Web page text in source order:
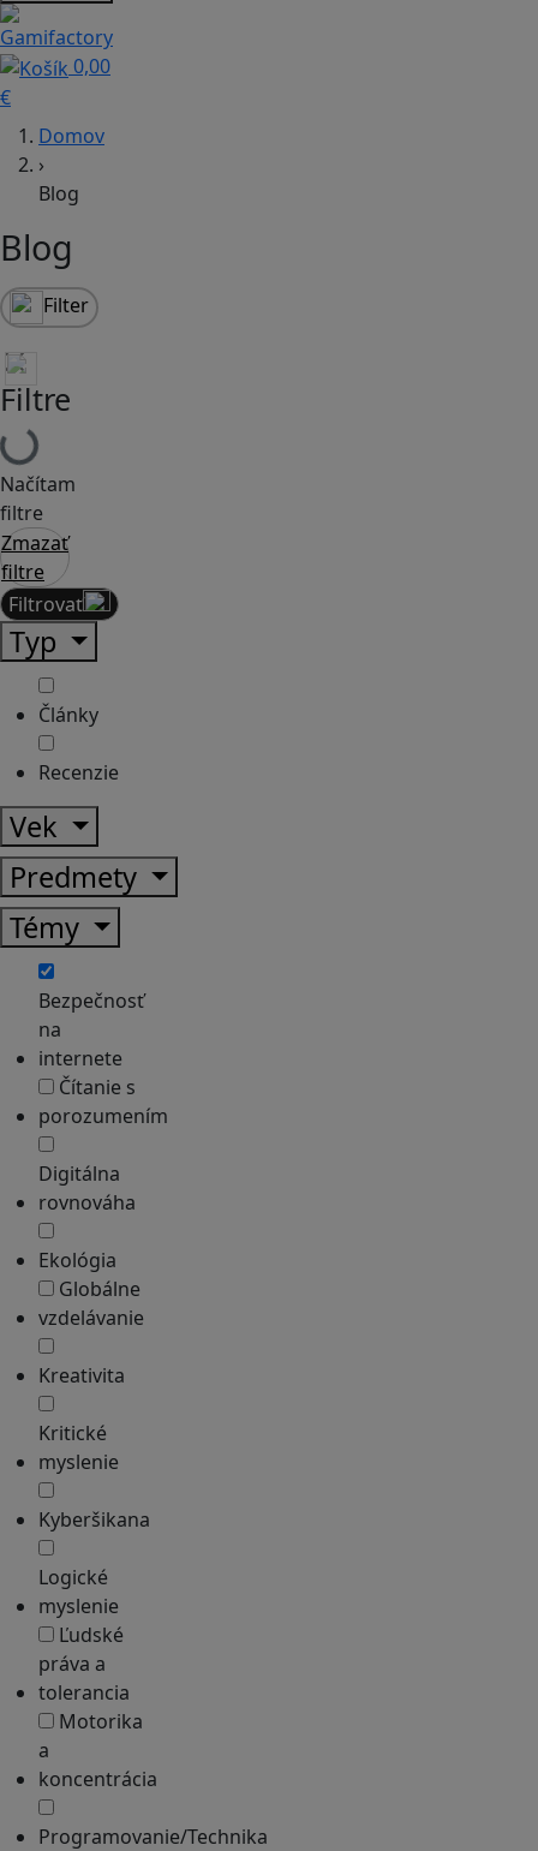
0,00
€
Domov
›
Blog
Blog
Filter
Filtre
Načítam
filtre
Zmazať
filtre
Filtrovať
Typ
Články
Recenzie
Vek
Predmety
Témy
Bezpečnosť
na
internete
Čítanie s
porozumením
Digitálna
rovnováha
Ekológia
Globálne
vzdelávanie
Kreativita
Kritické
myslenie
Kyberšikana
Logické
myslenie
Ľudské
práva a
tolerancia
Motorika
a
koncentrácia
Programovanie/Technika